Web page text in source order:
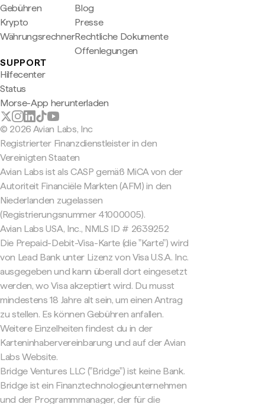
Gebühren
Krypto
Währungsrechner
Blog
Presse
Rechtliche Dokumente
Offenlegungen
SUPPORT
Hilfecenter
Status
Morse-App herunterladen
© 2026 Avian Labs, Inc
Registrierter Finanzdienstleister in den
Vereinigten Staaten
Avian Labs ist als CASP gemäß MiCA von der
Autoriteit Financiële Markten (AFM) in den
Niederlanden zugelassen
(Registrierungsnummer 41000005).
Avian Labs USA, Inc., NMLS ID # 2639252
Die Prepaid-Debit-Visa-Karte (die "Karte") wird
von Lead Bank unter Lizenz von Visa U.S.A. Inc.
ausgegeben und kann überall dort eingesetzt
werden, wo Visa akzeptiert wird. Du musst
mindestens 18 Jahre alt sein, um einen Antrag
zu stellen. Es können Gebühren anfallen.
Weitere Einzelheiten findest du in der
Karteninhabervereinbarung und auf der Avian
Labs Website.
Bridge Ventures LLC ("Bridge") ist keine Bank.
Bridge ist ein Finanztechnologieunternehmen
und der Programmmanager, der für die